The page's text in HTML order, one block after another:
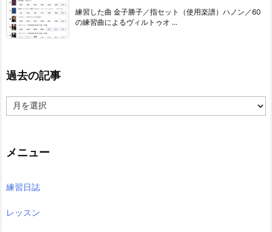
練習した曲 金子勝子／指セット（使用楽譜）ハノン／60
の練習曲によるヴィルトゥオ ...
過去の記事
去
事
メニュー
練習日誌
レッスン